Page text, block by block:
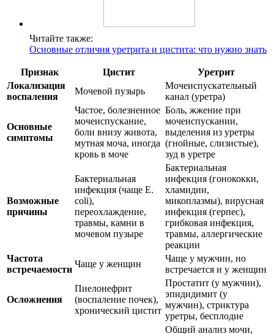
Читайте также:
Основные отличия уретрита и цистита: что нужно знать
Признак Цистит
Уретрит
Локализация
воспаления
Мочевой пузырь
Мочеиспускательный
канал (уретра)
Основные
симптомы
Частое, болезненное
мочеиспускание,
боли внизу живота,
мутная моча, иногда
кровь в моче
Боль, жжение при
мочеиспускании,
выделения из уретры
(гнойные, слизистые),
зуд в уретре
Возможные
причины
Бактериальная
инфекция (чаще E.
coli),
переохлаждение,
травмы, камни в
мочевом пузыре
Бактериальная
инфекция (гонококки,
хламидии,
микоплазмы), вирусная
инфекция (герпес),
грибковая инфекция,
травмы, аллергические
реакции
Частота
встречаемости
Чаще у женщин
Чаще у мужчин, но
встречается и у женщин
Осложнения
Пиелонефрит
(воспаление почек),
хронический цистит
Простатит (у мужчин),
эпидидимит (у
мужчин), стриктура
уретры, бесплодие
Общий анализ мочи,